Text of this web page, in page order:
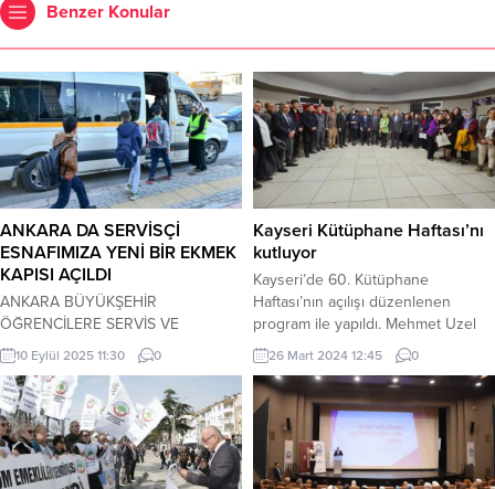
Benzer Konular
ANKARA DA SERVİSÇİ
ESNAFIMIZA YENİ BİR EKMEK
KAPISI AÇILDI
ANKARA BÜYÜKŞEHİR
ÖĞRENCİLERE SERVİS VE
ABONMAN DESTEĞİ VERMEYE
DEVAM EDİYOR 279 MİLYON 439
BİN 783,72 TL ULAŞIM DESTEĞİ ·
Ankara Büyükşehir Belediyesi,
eğitimde fırsat eşitliğini sağlamak
için sosyal destek alan ailelerin
çocuklarını desteklemeye devam
10 Eylül 2025 11:30 0
Kayseri Kütüphane Haftası’nı
kutluyor
Kayseri’de 60. Kütüphane
Haftası’nın açılışı düzenlenen
program ile yapıldı. Mehmet Uzel
/ KAYSERİ (İGFA) – 75. Yıl İl Halk
Kütüphanesi Konferans Salonu’nda
düzenlenen açılış programına Vali
Yardımcısı Ömer Tekeş, Kayseri İl
Kültür ve Turizm Müdürü Doç. Dr.
Şükrü Dursun, protokol üyeleri,
kütüphane sorumluları ve
26 Mart 2024 12:45 0